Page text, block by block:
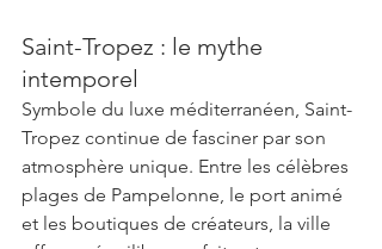
Saint-Tropez : le mythe
intemporel
Symbole du luxe méditerranéen, Saint-
Tropez continue de fasciner par son
atmosphère unique. Entre les célèbres
plages de Pampelonne, le port animé
et les boutiques de créateurs, la ville